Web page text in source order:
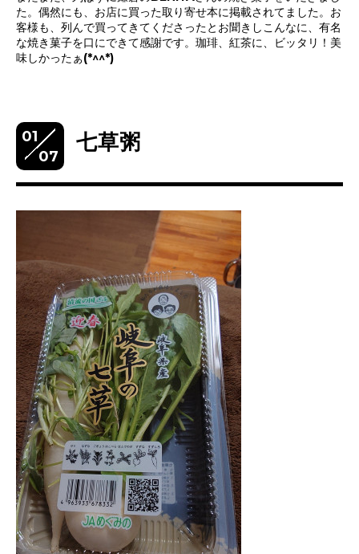
た。偶然にも、お店に買った取り寄せ本に掲載されてました。お
客様も、列んで買ってきてくださったとお聞きしこんなに、有名
な焼き菓子を口にできて感謝です。珈琲、紅茶に、ビッタリ！美
味しかったぁ(*^^*)
01
07
七草粥